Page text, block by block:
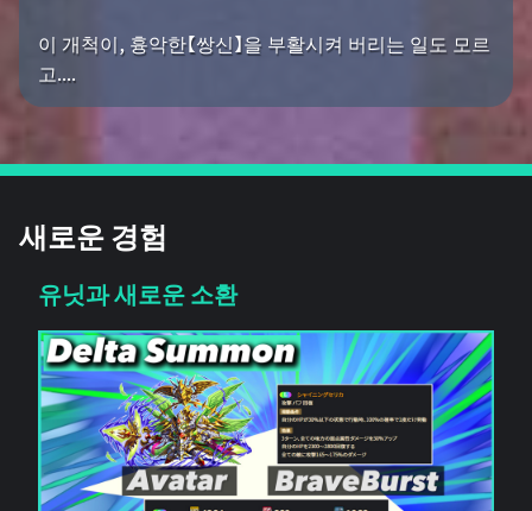
이 개척이, 흉악한【쌍신】을 부활시켜 버리는 일도 모르
고....
새로운 경험
유닛과 새로운 소환